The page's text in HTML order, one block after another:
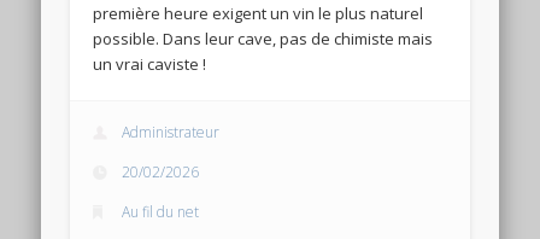
première heure exigent un vin le plus naturel
possible. Dans leur cave, pas de chimiste mais
un vrai caviste !
Administrateur
20/02/2026
Au fil du net